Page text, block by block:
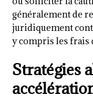
généralement de
juridiquement
y compris les frais
Stratégies